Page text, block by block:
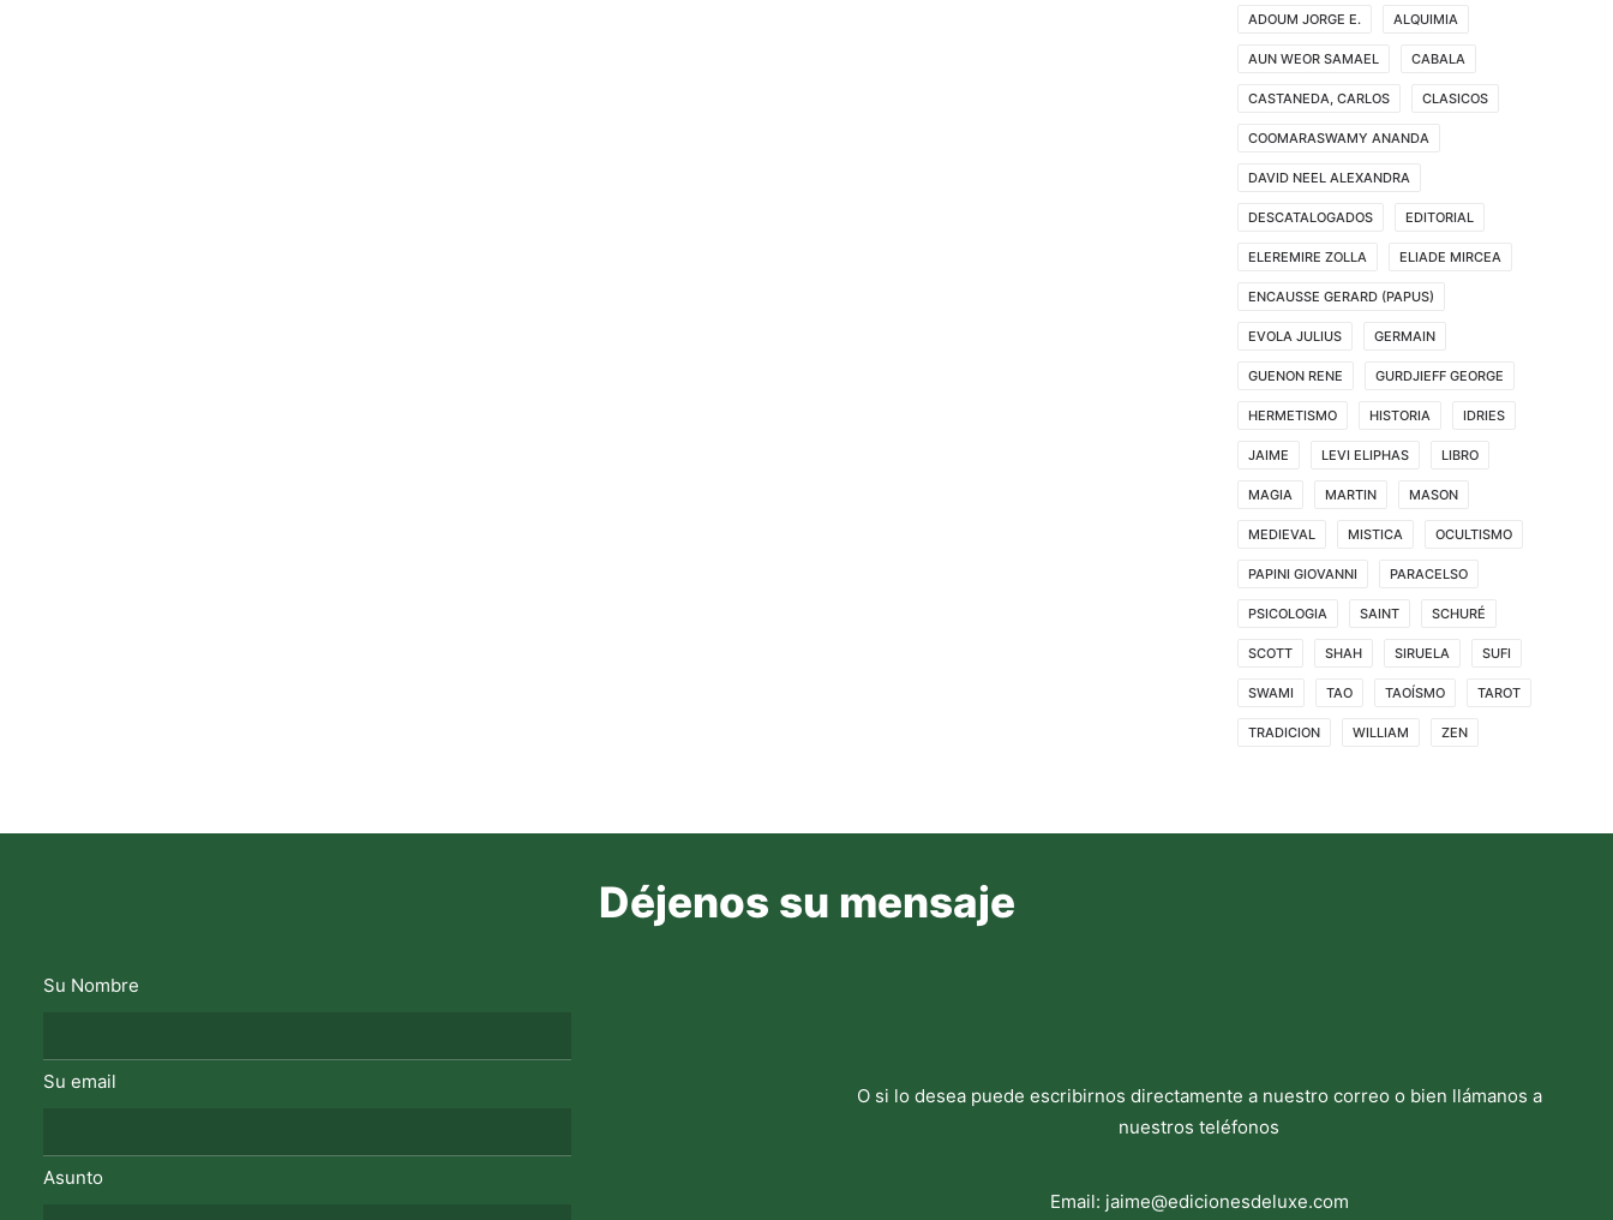
ADOUM JORGE E. ALQUIMIA
AUN WEOR SAMAEL CABALA
CASTANEDA, CARLOS CLASICOS
COOMARASWAMY ANANDA
DAVID NEEL ALEXANDRA
DESCATALOGADOS EDITORIAL
ELEREMIRE ZOLLA ELIADE MIRCEA
ENCAUSSE GERARD (PAPUS)
EVOLA JULIUS GERMAIN
GUENON RENE GURDJIEFF GEORGE
HERMETISMO HISTORIA IDRIES
JAIME LEVI ELIPHAS LIBRO
MAGIA MARTIN MASON
MEDIEVAL MISTICA OCULTISMO
PAPINI GIOVANNI PARACELSO
PSICOLOGIA SAINT SCHURÉ
SCOTT SHAH SIRUELA SUFI
SWAMI TAO TAOÍSMO TAROT
TRADICION WILLIAM ZEN
Déjenos su mensaje
Su Nombre
Su email
Asunto
O si lo desea puede escribirnos directamente a nuestro correo o bien llámanos a
nuestros teléfonos
Email: jaime@edicionesdeluxe.com